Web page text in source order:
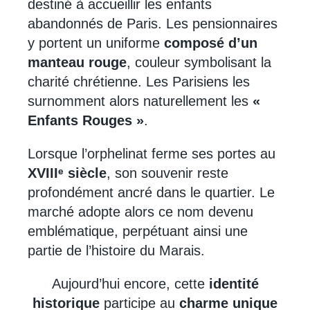
destiné à accueillir les enfants
abandonnés de Paris. Les pensionnaires
y portent un uniforme composé d’un
manteau rouge, couleur symbolisant la
charité chrétienne. Les Parisiens les
surnomment alors naturellement les «
Enfants Rouges ».
Lorsque l’orphelinat ferme ses portes au
XVIIIᵉ siècle, son souvenir reste
profondément ancré dans le quartier. Le
marché adopte alors ce nom devenu
emblématique, perpétuant ainsi une
partie de l’histoire du Marais.
Aujourd’hui encore, cette identité
historique participe au charme unique